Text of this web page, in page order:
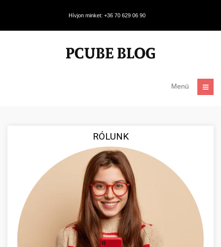
Hívjon minket: +36 70 629 06 90
Menü
RÓLUNK